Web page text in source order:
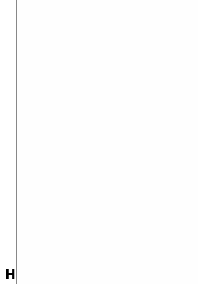
Новости
Если новость
самые
самые лучшие
навигация: